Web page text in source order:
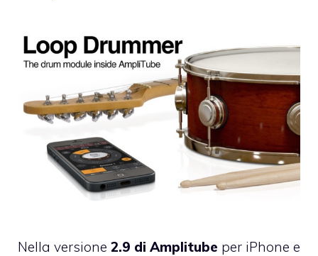
Nella versione 2.9 di Amplitube per iPhone e